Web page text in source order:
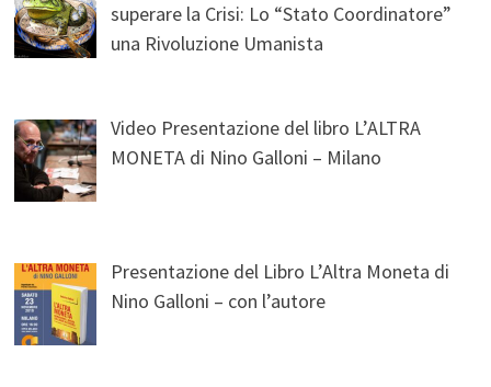
superare la Crisi: Lo “Stato Coordinatore”
una Rivoluzione Umanista
Video Presentazione del libro L’ALTRA
MONETA di Nino Galloni – Milano
Presentazione del Libro L’Altra Moneta di
Nino Galloni – con l’autore